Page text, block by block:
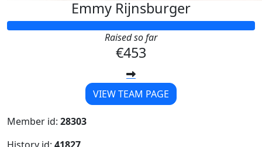
Emmy Rijnsburger
Raised so far
€453
VIEW TEAM PAGE
Member id: 28303